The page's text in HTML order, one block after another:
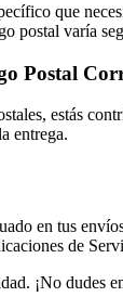
que
postal varía
Postal
estás
entrega.
en tus
de
¡No dudes